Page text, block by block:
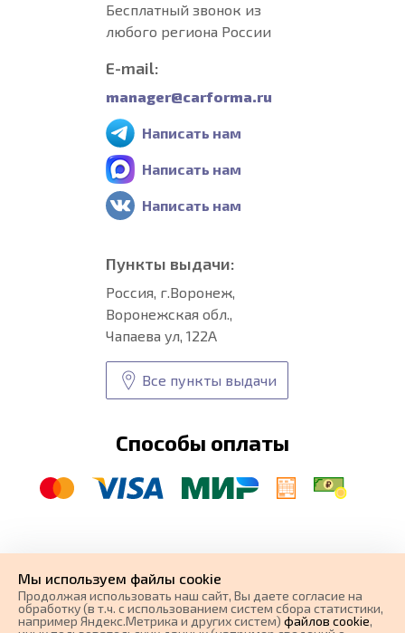
Бесплатный звонок из
любого региона России
E-mail:
manager@carforma.ru
Написать нам
Написать нам
Написать нам
Пункты выдачи:
Россия, г.Воронеж,
Воронежская обл.,
Чапаева ул, 122А
Все пункты выдачи
Способы оплаты
автоковрики
разработка и
поисковое продвижение сайта
Мы используем файлы cookie
Продолжая использовать наш cайт, Вы даете согласие на
обработку (в т.ч. с использованием систем сбора статистики,
например Яндекс.Метрика и других систем) файлов cookie,